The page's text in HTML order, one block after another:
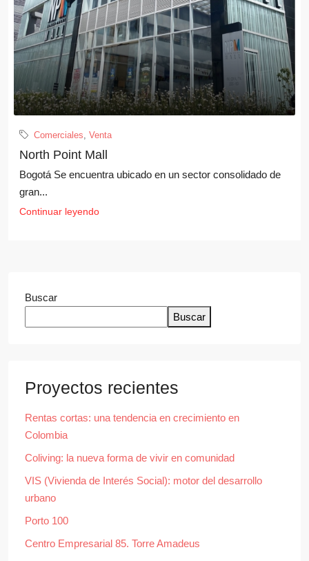
Comerciales, Venta
North Point Mall
Bogotá Se encuentra ubicado en un sector consolidado de
gran...
Buscar
Buscar
Proyectos recientes
Rentas cortas: una tendencia en crecimiento en
Colombia
Coliving: la nueva forma de vivir en comunidad
VIS (Vivienda de Interés Social): motor del desarrollo
urbano
Porto 100
Centro Empresarial 85. Torre Amadeus